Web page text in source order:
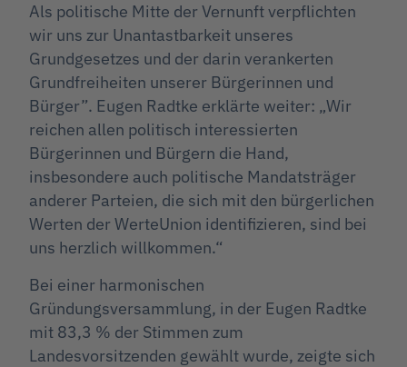
Als politische Mitte der Vernunft verpflichten
wir uns zur Unantastbarkeit unseres
Grundgesetzes und der darin verankerten
Grundfreiheiten unserer Bürgerinnen und
Bürger”. Eugen Radtke erklärte weiter: „Wir
reichen allen politisch interessierten
Bürgerinnen und Bürgern die Hand,
insbesondere auch politische Mandatsträger
anderer Parteien, die sich mit den bürgerlichen
Werten der WerteUnion identifizieren, sind bei
uns herzlich willkommen.“
Bei einer harmonischen
Gründungsversammlung, in der Eugen Radtke
mit 83,3 % der Stimmen zum
Landesvorsitzenden gewählt wurde, zeigte sich